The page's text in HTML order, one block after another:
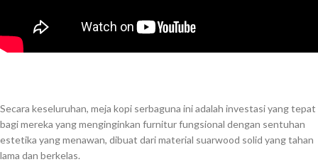
Secara keseluruhan, meja kopi serbaguna ini adalah investasi yang tepat
bagi mereka yang menginginkan furnitur fungsional dengan sentuhan
estetika yang menawan, dibuat dari material suarwood solid yang tahan
lama dan berkelas.